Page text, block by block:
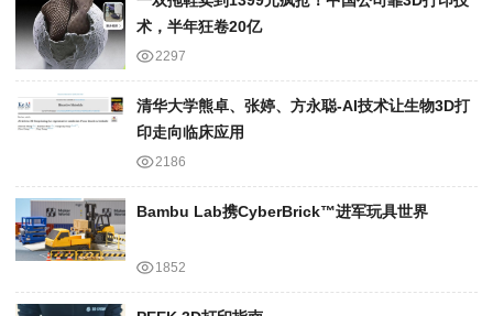
术，半年狂卷20亿
2297
清华大学熊卓、张婷、方永聪-AI技术让生物3D打
印走向临床应用
2186
Bambu Lab携Cyber​​Brick™进军玩具世界
1852